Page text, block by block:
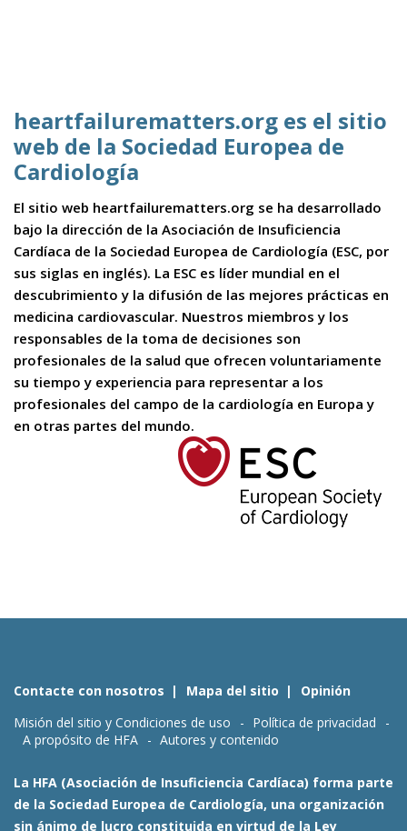
heartfailurematters.org es el sitio
web de la Sociedad Europea de
Cardiología
El sitio web heartfailurematters.org se ha desarrollado
bajo la dirección de la Asociación de Insuficiencia
Cardíaca de la Sociedad Europea de Cardiología (ESC, por
sus siglas en inglés). La ESC es líder mundial en el
descubrimiento y la difusión de las mejores prácticas en
medicina cardiovascular. Nuestros miembros y los
responsables de la toma de decisiones son
profesionales de la salud que ofrecen voluntariamente
su tiempo y experiencia para representar a los
profesionales del campo de la cardiología en Europa y
en otras partes del mundo.
Contacte con nosotros Mapa del sitio
Opinión
Misión del sitio y Condiciones de uso
Política de privacidad
A propósito de HFA
Autores y contenido
La HFA (Asociación de Insuficiencia Cardíaca) forma parte
de la Sociedad Europea de Cardiología, una organización
sin ánimo de lucro constituida en virtud de la Ley